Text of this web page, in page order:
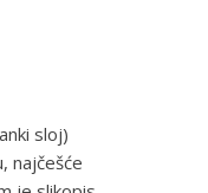
sloj)
najčešće